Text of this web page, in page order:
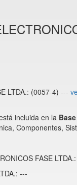
LTDA.: (0057-4) ---
incluida en la
Componentes,
FASE
---